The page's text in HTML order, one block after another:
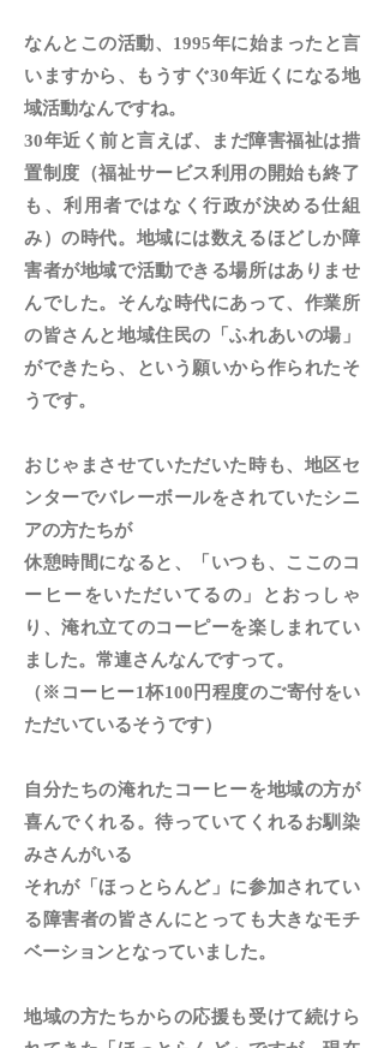
なんとこの活動、1995年に始まったと言
いますから、もうすぐ30年近くになる地
域活動なんですね。
30年近く前と言えば、まだ障害福祉は措
置制度（福祉サービス利用の開始も終了
も、利用者ではなく行政が決める仕組
み）の時代。地域には数えるほどしか障
害者が地域で活動できる場所はありませ
んでした。そんな時代にあって、作業所
の皆さんと地域住民の「ふれあいの場」
ができたら、という願いから作られたそ
うです。
おじゃまさせていただいた時も、地区セ
ンターでバレーボールをされていたシニ
アの方たちが
休憩時間になると、「いつも、ここのコ
ーヒーをいただいてるの」とおっしゃ
り、淹れ立てのコーピーを楽しまれてい
ました。常連さんなんですって。
（※コーヒー1杯100円程度のご寄付をい
ただいているそうです）
自分たちの淹れたコーヒーを地域の方が
喜んでくれる。待っていてくれるお馴染
みさんがいる
それが「ほっとらんど」に参加されてい
る障害者の皆さんにとっても大きなモチ
ベーションとなっていました。
地域の方たちからの応援も受けて続けら